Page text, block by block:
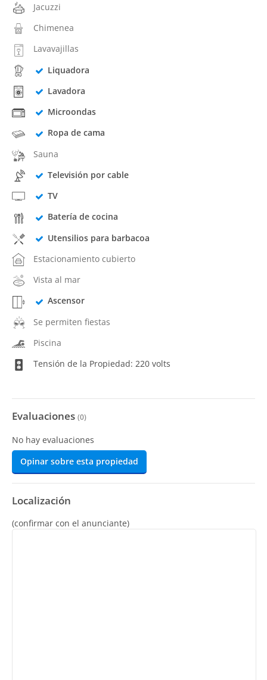
Jacuzzi
Chimenea
Lavavajillas
Liquadora
Lavadora
Microondas
Ropa de cama
Sauna
Televisión por cable
TV
Batería de cocina
Utensilios para barbacoa
Estacionamiento cubierto
Vista al mar
Ascensor
Se permiten fiestas
Piscina
Tensión de la Propiedad: 220 volts
Evaluaciones (0)
No hay evaluaciones
Opinar sobre esta propiedad
Localización
(confirmar con el anunciante)